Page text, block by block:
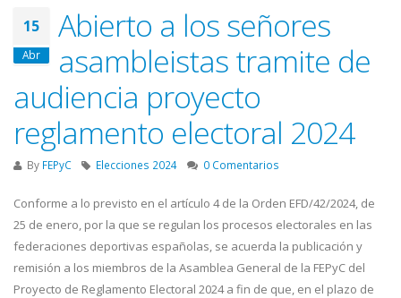
15
Abr
Abierto a los señores
asambleistas tramite de
audiencia proyecto
reglamento electoral 2024
By FEPyC Elecciones 2024 0 Comentarios
Conforme a lo previsto en el artículo 4 de la Orden EFD/42/2024, de
25 de enero, por la que se regulan los procesos electorales en las
federaciones deportivas españolas, se acuerda la publicación y
remisión a los miembros de la Asamblea General de la FEPyC del
Proyecto de Reglamento Electoral 2024 a fin de que, en el plazo de